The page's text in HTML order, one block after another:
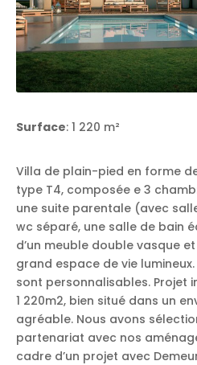
Surface: 1 220 m²
Villa de plain-pied en forme
type T4, composée e 3
une suite parentale (avec
wc séparé, une salle de bain
d’un meuble double vasque
grand espace de vie
sont personnalisables. Projet
1 220m2, bien situé dans un
agréable. Nous avons
partenariat avec nos
cadre d’un projet avec